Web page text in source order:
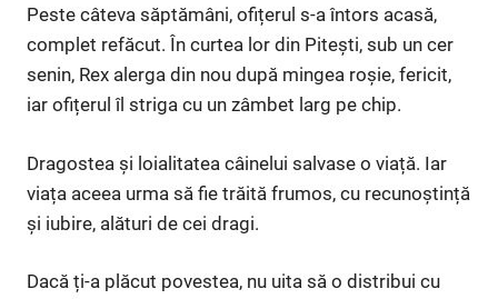
Peste câteva săptămâni, ofițerul s-a întors acasă,
complet refăcut. În curtea lor din Pitești, sub un cer
senin, Rex alerga din nou după mingea roșie, fericit,
iar ofițerul îl striga cu un zâmbet larg pe chip.
Dragostea și loialitatea câinelui salvase o viață. Iar
viața aceea urma să fie trăită frumos, cu recunoștință
și iubire, alături de cei dragi.
Dacă ți-a plăcut povestea, nu uita să o distribui cu